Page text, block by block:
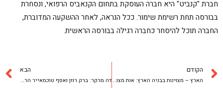
חברת "קנביט" היא חברה העוסקת בתחום הקנאביס הרפואי, ונסחרת
בבורסה תחת רשימת שימור. ככל הנראה, לאחר ההשקעה המדוברת,
החברה תוכל להיסחר כחברה רגילה בבורסה הראשית.
הקודם
הארץ – מצוינות בבניה הארץ: אות מצוינות עסקית לקנדה ישראל
הבא
דה מרקר: ברק רוזן ואסף טוכמאייר הרוויחו 370 מיליון שקל מקנאביס רפואי